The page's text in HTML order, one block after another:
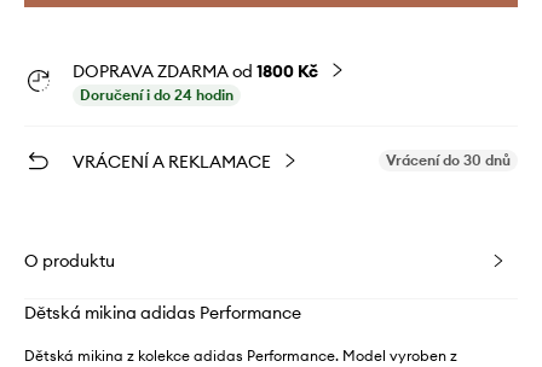
DOPRAVA ZDARMA od 1800 Kč
Doručení i do 24 hodin
VRÁCENÍ A REKLAMACE Vrácení do 30 dnů
O produktu
Dětská mikina adidas Performance
Dětská mikina z kolekce adidas Performance. Model vyroben z